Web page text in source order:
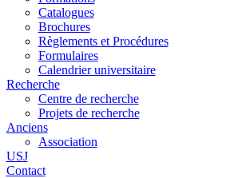
Catalogues
Brochures
Règlements et Procédures
Formulaires
Calendrier universitaire
Recherche
Centre de recherche
Projets de recherche
Anciens
Association
USJ
Contact